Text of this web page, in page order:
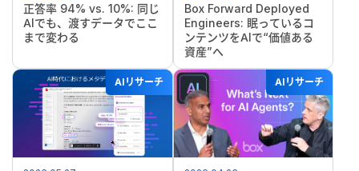
正答率 94% vs. 10%: 同じ
AIでも、渡すデータでここ
まで変わる
Box Forward Deployed
Engineers: 眠っているコ
ンテンツをAIで“価値ある
資産”へ
AIリサーチ AIリサーチ